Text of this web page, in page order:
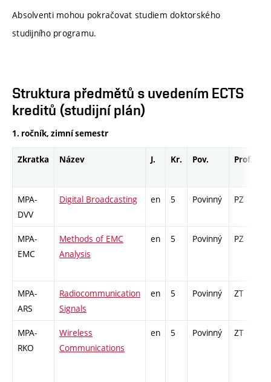
Absolventi mohou pokračovat studiem doktorského
studijního programu.
Struktura předmětů s uvedením ECTS
kreditů (studijní plán)
1. ročník, zimní semestr
Zkratka Název J. Kr. Pov. Prof.
MPA-
DVV
Digital Broadcasting en 5 Povinný PZ
MPA-
EMC
Methods of EMC
Analysis
en 5 Povinný PZ
MPA-
ARS
Radiocommunication
Signals
en 5 Povinný ZT
MPA-
RKO
Wireless
Communications
en 5 Povinný ZT